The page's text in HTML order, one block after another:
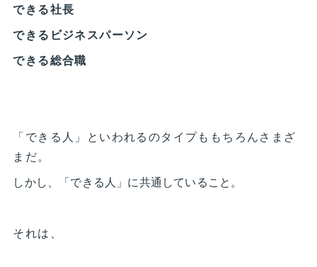
できる社長
できるビジネスパーソン
できる総合職
「できる人」といわれるのタイプももちろんさまざ
まだ。
しかし、「できる人」に共通していること。
それは、